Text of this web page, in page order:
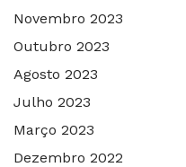
Novembro 2023
Outubro 2023
Agosto 2023
Julho 2023
Março 2023
Dezembro 2022